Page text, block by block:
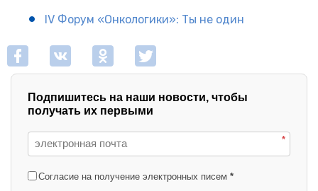
IV Форум «Онкологики»: Ты не один
Подпишитесь на наши новости, чтобы
получать их первыми
*
Согласие на получение электронных писем *